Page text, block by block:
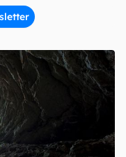
os Termos de